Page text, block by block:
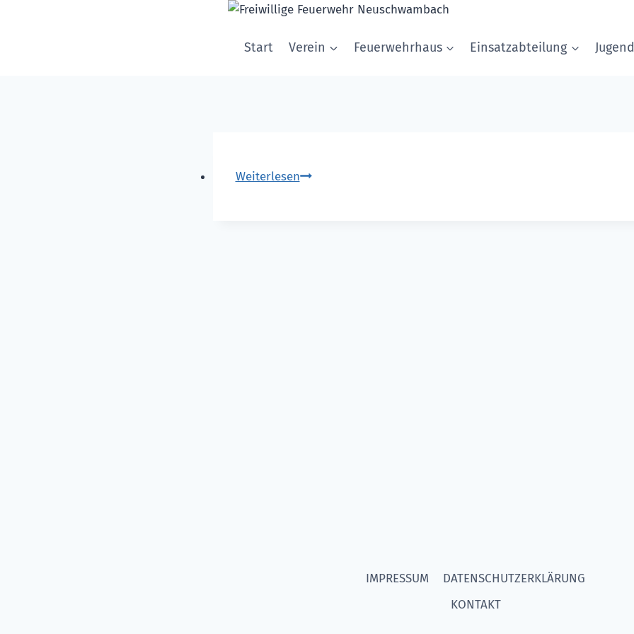
Start Verein Feuerwehrhaus Einsatzabteilung
Weiterlesen
IMPRESSUM
DATENSCHUTZERKLÄRUNG
KONTAKT